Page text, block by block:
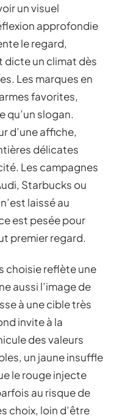
un visuel
approfondie
le regard,
dicte un climat dès
Les marques en
favorites,
qu’un slogan.
d’une affiche,
délicates
Les campagnes
Starbucks ou
laissé au
est pesée pour
premier regard.
choisie reflète une
aussi l’image de
à une cible très
invite à la
des valeurs
un jaune insuffle
le rouge injecte
au risque de
choix, loin d’être